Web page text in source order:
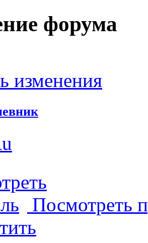
форума
изменения
Посмотреть